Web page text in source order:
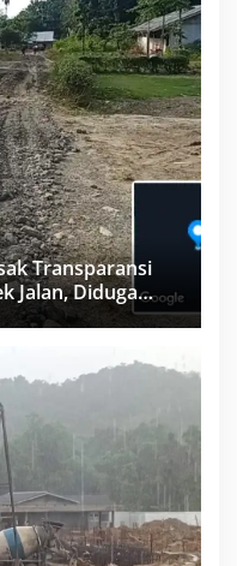
Transparansi
Jalan, Diduga